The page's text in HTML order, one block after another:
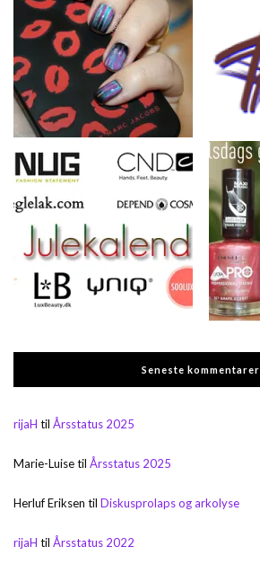
Seneste kommentarer
rijaH til Årsstatus 2025
Marie-Luisetil Årsstatus 2025
Herluf Eriksen til Diskusprolaps og arkolyse
rijaH til Årsstatus 2022